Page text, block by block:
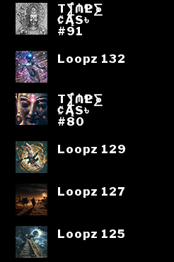
T⨋₼₱L⨊
₡ĄS৳
#91
Loopz 132
T⨋₼₱L⨊
₡ĄS৳
#80
Loopz 129
Loopz 127
Loopz 125